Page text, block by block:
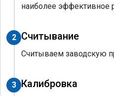
наиболее эффективное
2 Считывание
Считываем заводскую
3 Калибровка